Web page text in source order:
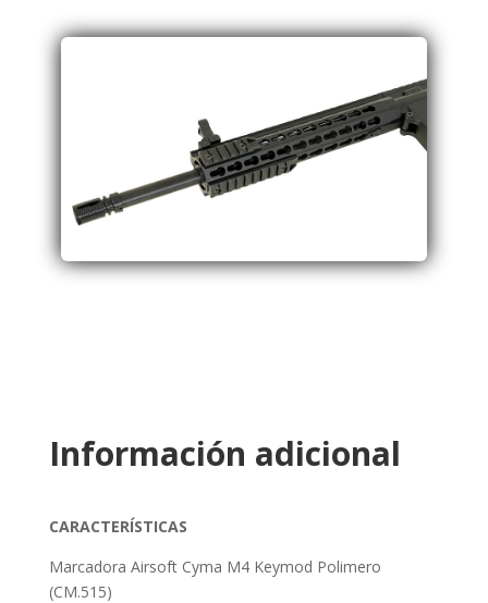
Información adicional
CARACTERÍSTICAS
Marcadora Airsoft Cyma M4 Keymod Polimero
(CM.515)